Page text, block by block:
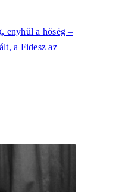
enyhül a hőség –
a Fidesz az